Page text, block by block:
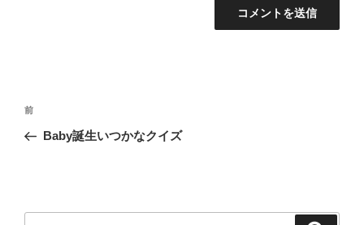
投
ナ
ー
前
の
前
Baby誕生いつかなクイズ